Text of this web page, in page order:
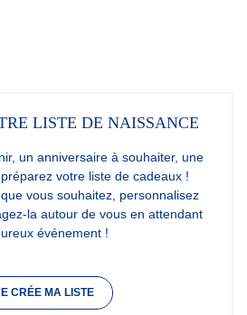
LISTE DE NAISSANCE
un anniversaire à souhaiter, une
votre liste de cadeaux !
vous souhaitez, personnalisez
la autour de vous en attendant
événement !
CRÉE MA LISTE